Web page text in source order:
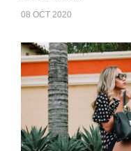
08 OCT 2020